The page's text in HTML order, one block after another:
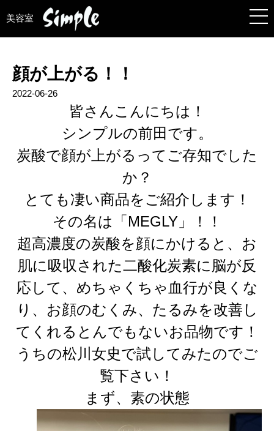
美容室
顔が上がる！！
2022-06-26
皆さんこんにちは！
シンプルの前田です。
炭酸で顔が上がるってご存知でした
か？
とても凄い商品をご紹介します！
その名は「MEGLY」！！
超高濃度の炭酸を顔にかけると、お
肌に吸収された二酸化炭素に脳が反
応して、めちゃくちゃ血行が良くな
り、お顔のむくみ、たるみを改善し
てくれるとんでもないお品物です！
うちの松川女史で試してみたのでご
覧下さい！
まず、素の状態